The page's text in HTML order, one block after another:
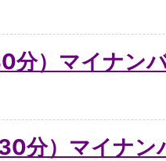
分）マイナン
分）マイナ